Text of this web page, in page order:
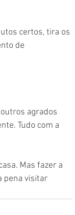
certos, tira os
de
agrados
Tudo com a
Mas fazer a
pena visitar